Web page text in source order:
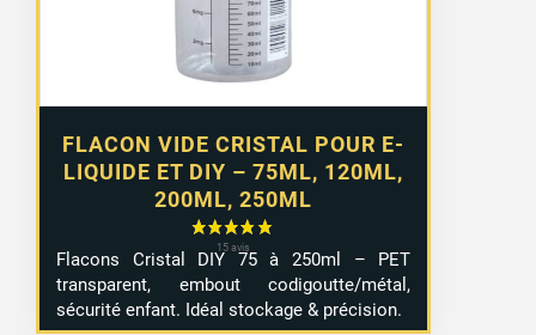
FLACON VIDE CRISTAL POUR E-
LIQUIDE ET DIY – 75ML, 120ML,
200ML, 250ML
4,99 €
Flacons Cristal DIY 75 à 250ml – PET
transparent, embout codigoutte/métal,
sécurité enfant. Idéal stockage & précision.